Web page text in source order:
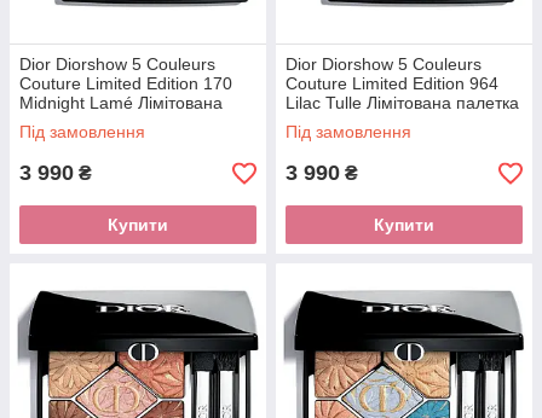
Dior Diorshow 5 Couleurs
Couture Limited Edition 170
Midnight Lamé Лімітована
палетка тіней
Під замовлення
3 990 ₴
Купити
Dior Diorshow 5 Couleurs
Couture Limited Edition 964
Lilac Tulle Лімітована палетка
тіней
Під замовлення
3 990 ₴
Купити